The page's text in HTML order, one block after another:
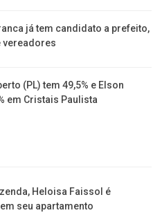
já tem candidato a prefeito,
vereadores
(PL) tem 49,5% e Elson
em Cristais Paulista
Heloisa Faissol é
seu apartamento